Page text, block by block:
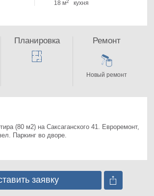
18 м2 кухня
(80 м2) на Саксаганского 41. Евроремонт,
Паркинг во дворе.
Планировка Ремонт
Новый ремонт
заявку